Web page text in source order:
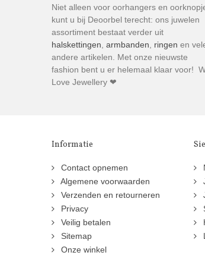
Niet alleen voor oorhangers en
kunt u bij Deoorbel terecht: ons juwelen
assortiment bestaat verder uit
halskettingen armbanden ringen en
andere artikelen. Met onze nieuwste
fashion bent u er helemaal klaar voor!
Love Jewellery ❤
Informatie
Contact opnemen
Algemene voorwaarden
Verzenden en retourneren
Privacy
Veilig betalen
Sitemap
Onze winkel